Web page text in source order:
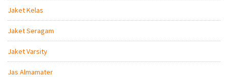
Jaket Kelas
Jaket Seragam
Jaket Varsity
Jas Almamater